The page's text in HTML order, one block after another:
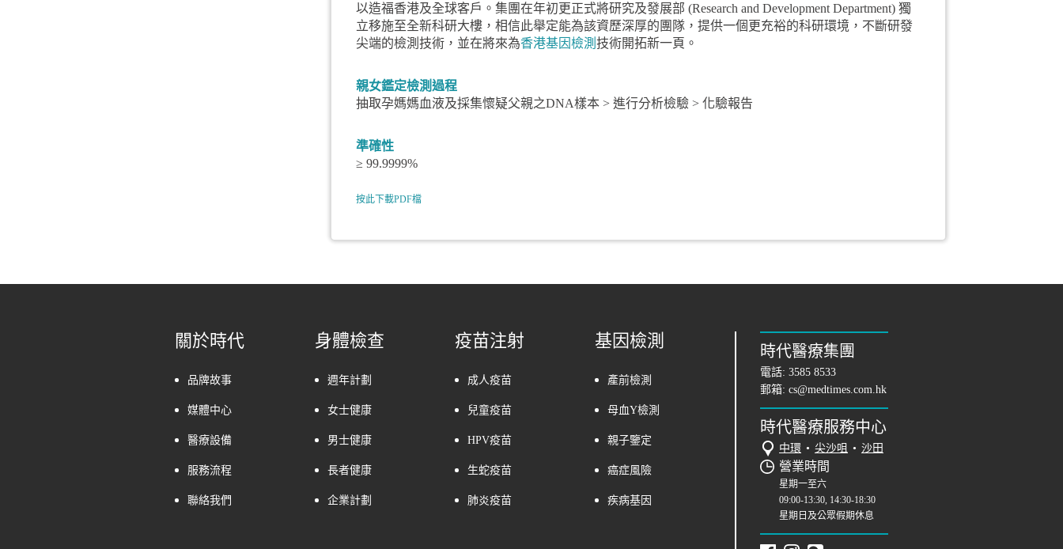
以造福香港及全球客戶。集團在年初更正式將研究及發展部 (Research and Development Department) 獨
立移施至全新科研大樓，相信此舉定能為該資歷深厚的團隊，提供一個更充裕的科研環境，不斷研發
尖端的檢測技術，並在將來為香港基因檢測技術開拓新一頁。
親女鑑定檢測過程
抽取孕媽媽血液及採集懷疑父親之DNA樣本 > 進行分析檢驗 > 化驗報告
準確性
≥ 99.9999%
按此下載PDF檔
關於時代
品牌故事
媒體中心
醫療設備
服務流程
聯絡我們
身體檢查
週年計劃
女士健康
男士健康
長者健康
企業計劃
疫苗注射
成人疫苗
兒童疫苗
HPV疫苗
生蛇疫苗
肺炎疫苗
基因檢測
產前檢測
母血Y檢測
親子鑒定
癌症風險
疾病基因
時代醫療集團
電話: 3585 8533
郵箱: cs@medtimes.com.hk
時代醫療服務中心
中環 • 尖沙咀 • 沙田
營業時間
星期一至六
09:00-13:30, 14:30-18:30
星期日及公眾假期休息